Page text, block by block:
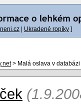
Ukradené ropíky ]
> Malá oslava v databázi